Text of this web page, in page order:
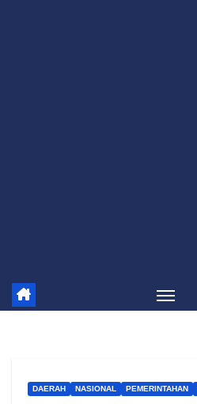
DAERAH NASIONAL PEMERINTAHAN